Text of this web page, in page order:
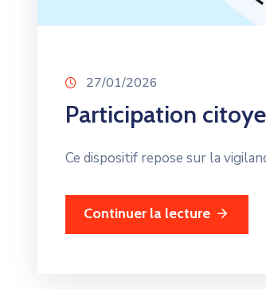
27/01/2026
Participation
Ce dispositif repose sur la
Continuer la lecture